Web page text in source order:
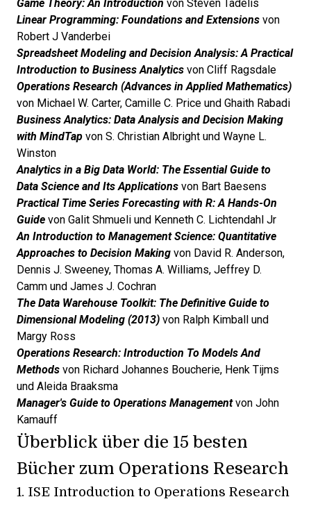
Game Theory: An Introduction von Steven Tadelis
Linear Programming: Foundations and Extensions von
Robert J Vanderbei
Spreadsheet Modeling and Decision Analysis: A Practical
Introduction to Business Analytics von Cliff Ragsdale
Operations Research (Advances in Applied Mathematics)
von Michael W. Carter, Camille C. Price und Ghaith Rabadi
Business Analytics: Data Analysis and Decision Making
with MindTap von S. Christian Albright und Wayne L.
Winston
Analytics in a Big Data World: The Essential Guide to
Data Science and Its Applications von Bart Baesens
Practical Time Series Forecasting with R: A Hands-On
Guide von Galit Shmueli und Kenneth C. Lichtendahl Jr
An Introduction to Management Science: Quantitative
Approaches to Decision Making von David R. Anderson,
Dennis J. Sweeney, Thomas A. Williams, Jeffrey D.
Camm und James J. Cochran
The Data Warehouse Toolkit: The Definitive Guide to
Dimensional Modeling (2013) von Ralph Kimball und
Margy Ross
Operations Research: Introduction To Models And
Methods von Richard Johannes Boucherie, Henk Tijms
und Aleida Braaksma
Manager's Guide to Operations Managementvon John
Kamauff
Überblick über die 15 besten
Bücher zum Operations Research
1. ISE Introduction to Operations Research